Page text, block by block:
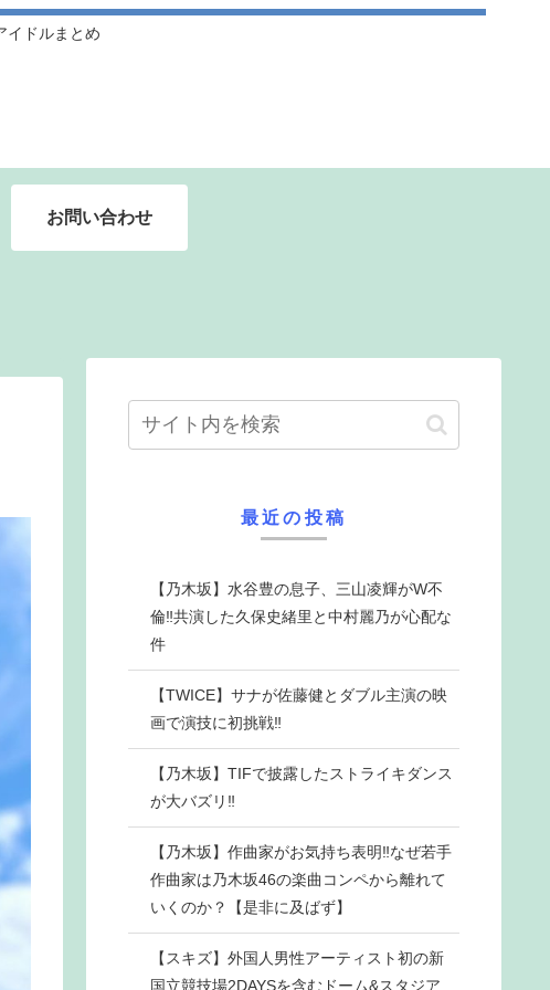
イドルまとめ
お問い合わせ
最近の投稿
【乃木坂】水谷豊の息子、三山凌輝がW不
倫‼共演した久保史緒里と中村麗乃が心配な
件
【TWICE】サナが佐藤健とダブル主演の映
画で演技に初挑戦‼
【乃木坂】TIFで披露したストライキダンス
が大バズリ‼
【乃木坂】作曲家がお気持ち表明‼なぜ若手
作曲家は乃木坂46の楽曲コンペから離れて
いくのか？【是非に及ばず】
【スキズ】外国人男性アーティスト初の新
国立競技場2DAYSを含むドーム&スタジア